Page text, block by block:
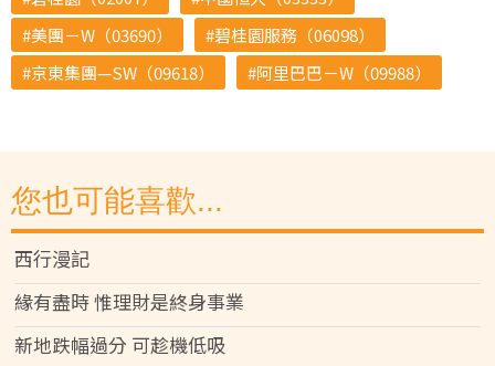
美團－W（03690）
碧桂園服務（06098）
京東集團—SW（09618）
阿里巴巴－W（09988）
您也可能喜歡...
西行漫記
緣有盡時 惟理財是終身事業
新地跌幅過分 可趁機低吸